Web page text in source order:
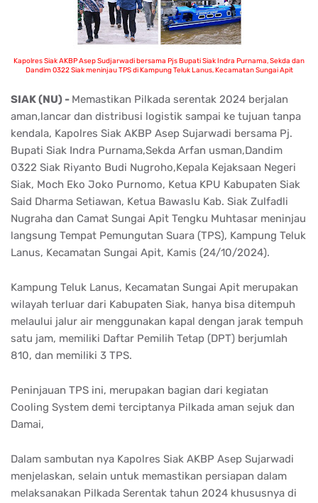
Kapolres Siak AKBP Asep Sudjarwadi bersama Pjs Bupati Siak Indra Purnama, Sekda dan
Dandim 0322 Siak meninjau TPS di Kampung Teluk Lanus, Kecamatan Sungai Apit
SIAK (NU) - Memastikan Pilkada serentak 2024 berjalan
aman,lancar dan distribusi logistik sampai ke tujuan tanpa
kendala, Kapolres Siak AKBP Asep Sujarwadi bersama Pj.
Bupati Siak Indra Purnama,Sekda Arfan usman,Dandim
0322 Siak Riyanto Budi Nugroho,Kepala Kejaksaan Negeri
Siak, Moch Eko Joko Purnomo, Ketua KPU Kabupaten Siak
Said Dharma Setiawan, Ketua Bawaslu Kab. Siak Zulfadli
Nugraha dan Camat Sungai Apit Tengku Muhtasar meninjau
langsung Tempat Pemungutan Suara (TPS), Kampung Teluk
Lanus, Kecamatan Sungai Apit, Kamis (24/10/2024).
Kampung Teluk Lanus, Kecamatan Sungai Apit merupakan
wilayah terluar dari Kabupaten Siak, hanya bisa ditempuh
melaului jalur air menggunakan kapal dengan jarak tempuh
satu jam, memiliki Daftar Pemilih Tetap (DPT) berjumlah
810, dan memiliki 3 TPS.
Peninjauan TPS ini, merupakan bagian dari kegiatan
Cooling System demi terciptanya Pilkada aman sejuk dan
Damai,
Dalam sambutan nya Kapolres Siak AKBP Asep Sujarwadi
menjelaskan, selain untuk memastikan persiapan dalam
melaksanakan Pilkada Serentak tahun 2024 khususnya di